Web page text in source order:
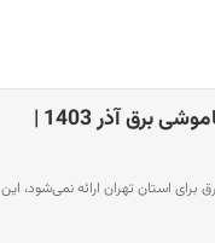
قطعی برق امروز دوشنبه26آذر 1403 | جدول خاموشی برق آذر 1403 |
استان تهران ارائه نمی‌شود، این